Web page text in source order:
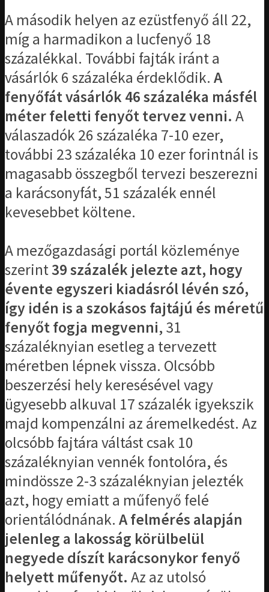
A második helyen az ezüstfenyő áll 22,
míg a harmadikon a lucfenyő 18
százalékkal. További fajták iránt a
vásárlók 6 százaléka érdeklődik. A
fenyőfát vásárlók 46 százaléka másfél
méter feletti fenyőt tervez venni. A
válaszadók 26 százaléka 7-10 ezer,
további 23 százaléka 10 ezer forintnál is
magasabb összegből tervezi beszerezni
a karácsonyfát, 51 százalék ennél
kevesebbet költene.
A mezőgazdasági portál közleménye
szerint39 százalék jelezte azt, hogy
évente egyszeri kiadásról lévén szó,
így idén is a szokásos fajtájú és méretű
fenyőt fogja megvenni, 31
százaléknyian esetleg a tervezett
méretben lépnek vissza. Olcsóbb
beszerzési hely keresésével vagy
ügyesebb alkuval 17 százalék igyekszik
majd kompenzálni az áremelkedést. Az
olcsóbb fajtára váltást csak 10
százaléknyian vennék fontolóra, és
mindössze 2-3 százaléknyian jelezték
azt, hogy emiatt a műfenyő felé
orientálódnának. A felmérés alapján
jelenleg a lakosság körülbelül
negyede díszít karácsonykor fenyő
helyett műfenyőt. Az az utolsó